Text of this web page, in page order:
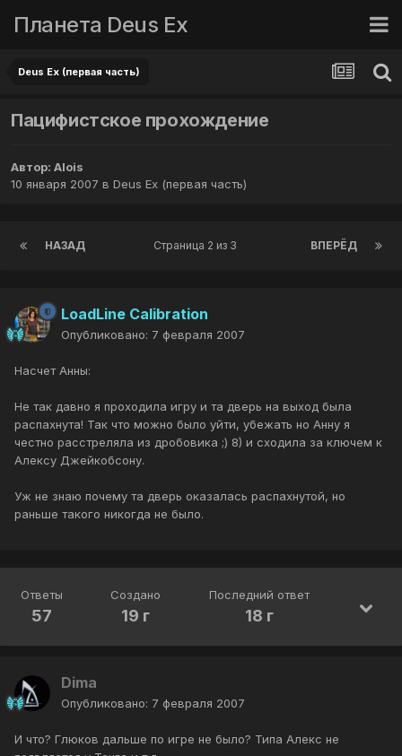
Планета Deus Ex
Deus Ex (первая часть)
Пацифистское прохождение
Автор: Alois
10 января 2007 в Deus Ex (первая часть)
НАЗАД ВПЕРЁД
Страница 2 из 3
LoadLine Calibration
Опубликовано: 7 февраля 2007
Насчет Анны:
Не так давно я проходила игру и та дверь на выход была
распахнута! Так что можно было уйти, убежать но Анну я
честно расстреляла из дробовика ;) 8) и сходила за ключем к
Алексу Джейкобсону.
Уж не знаю почему та дверь оказалась распахнутой, но
раньше такого никогда не было.
Ответы
57
Создано
19 г
Последний ответ
18 г
Dima
Опубликовано: 7 февраля 2007
И что? Глюков дальше по игре не было? Типа Алекс не